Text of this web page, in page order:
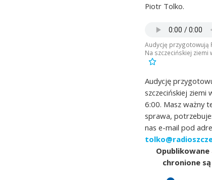
Piotr Tolko.
Audycję przygotowują
Na szczecińskiej
Audycję
szczecińskiej ziemi
6:00. Masz ważny
sprawa,
nas e-mail pod
Opublikowane
chronione